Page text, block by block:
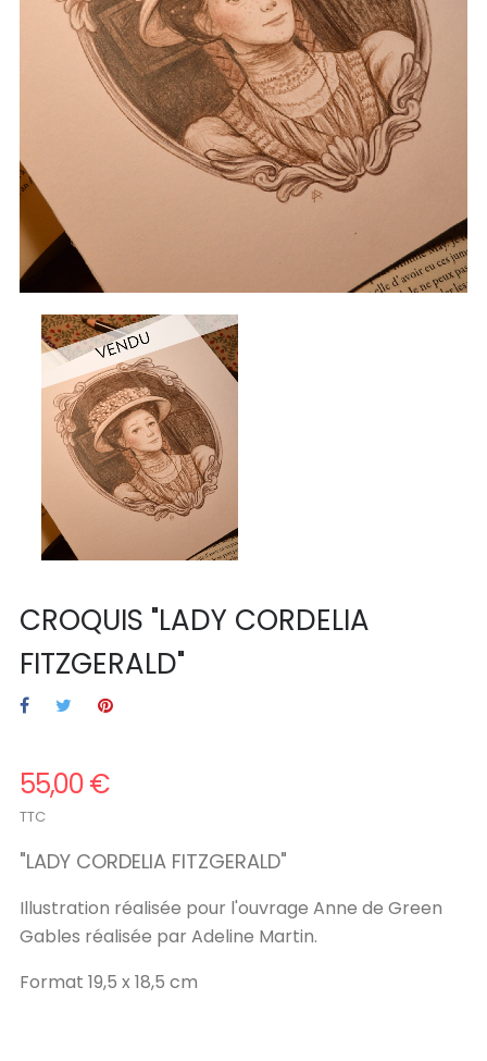
CROQUIS "LADY CORDELIA
FITZGERALD"
55,00 €
TTC
"LADY CORDELIA FITZGERALD"
Illustration réalisée pour l'ouvrage Anne de Green
Gables réalisée par Adeline Martin.
Format 19,5 x 18,5 cm